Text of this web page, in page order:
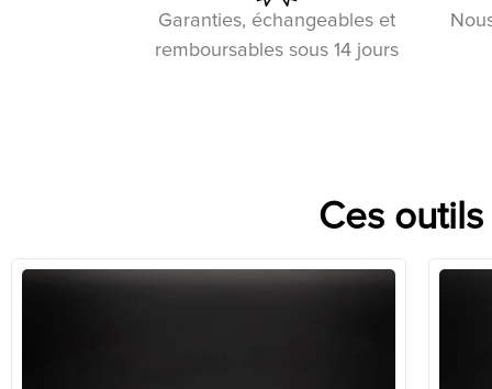
Garanties, échangeables et
remboursables sous 14 jours
Ces